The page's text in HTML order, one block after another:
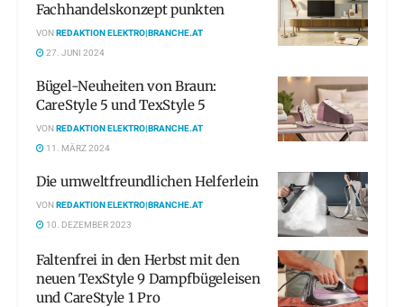
Fachhandelskonzept punkten
VONREDAKTION ELEKTRO|BRANCHE.AT
27. JUNI 2024
Bügel-Neuheiten von Braun:
CareStyle 5 und TexStyle 5
VONREDAKTION ELEKTRO|BRANCHE.AT
11. MÄRZ 2024
Die umweltfreundlichen Helferlein
VONREDAKTION ELEKTRO|BRANCHE.AT
10. DEZEMBER 2023
Faltenfrei in den Herbst mit den
neuen TexStyle 9 Dampfbügeleisen
und CareStyle 1 Pro